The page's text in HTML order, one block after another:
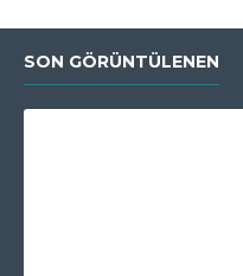
SON GÖRÜNTÜLENEN